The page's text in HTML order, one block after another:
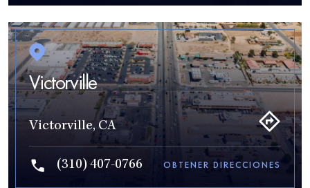
Victorville
Victorville, CA
(310) 407-0766 OBTENER DIRECCIONES